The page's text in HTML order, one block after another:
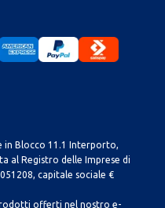
in Blocco 11.1 Interporto,
al Registro delle Imprese di
capitale sociale €
offerti nel nostro e-